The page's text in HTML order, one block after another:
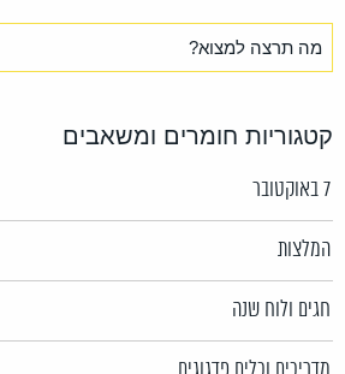
קטגוריות חומרים ומשאבים
7 באוקטובר
המלצות
חגים ולוח שנה